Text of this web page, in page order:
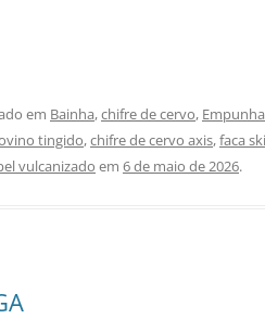
em Bainha,chifre de cervo,
tingido,chifre de cervo axis,faca
vulcanizado em 6 de maio de 2026.